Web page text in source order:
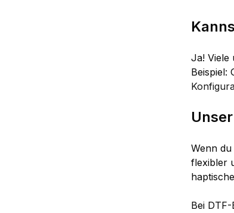
Ja! Viele
Beispiel:
Wenn
flexibler
Bei